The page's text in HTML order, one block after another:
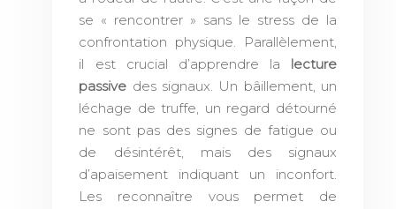
se « rencontrer » sans le stress de la
confrontation physique. Parallèlement,
il est crucial d’apprendre la lecture
passive des signaux. Un bâillement, un
léchage de truffe, un regard détourné
ne sont pas des signes de fatigue ou
de désintérêt, mais des signaux
d’apaisement indiquant un inconfort.
Les reconnaître vous permet de